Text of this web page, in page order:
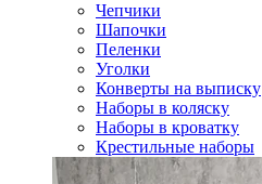
Чепчики
Шапочки
Пеленки
Уголки
Конверты на выписку
Наборы в коляску
Наборы в кроватку
Крестильные наборы